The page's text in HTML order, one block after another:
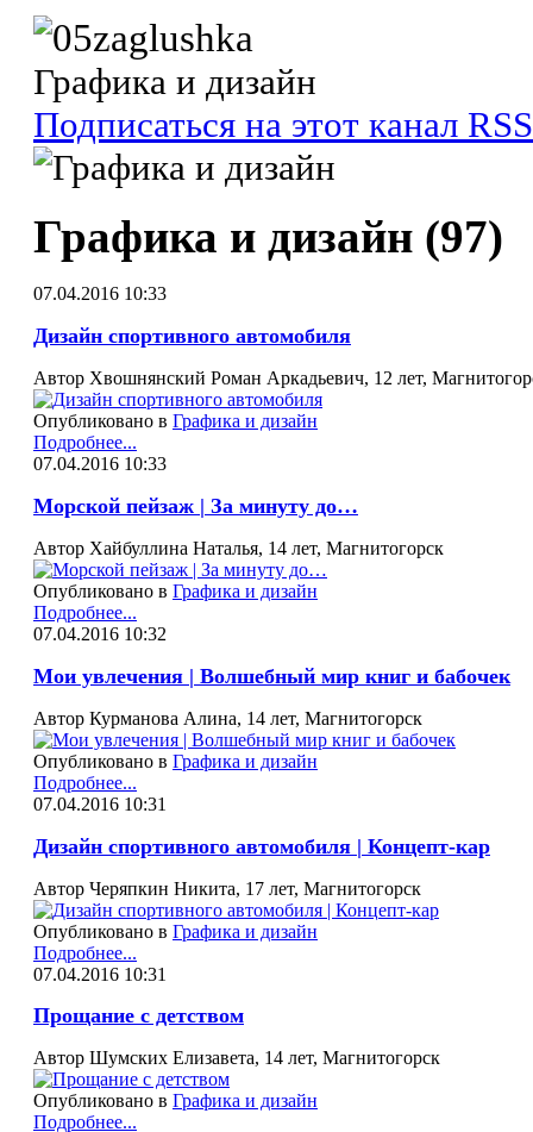
Графика и дизайн
Подписаться на этот канал RSS
Графика и дизайн (97)
07.04.2016 10:33
Дизайн спортивного автомобиля
Автор Хвошнянский Роман Аркадьевич, 12 лет,
Опубликовано в Графика и дизайн
Подробнее...
07.04.2016 10:33
Морской пейзаж | За минуту до…
Автор Хайбуллина Наталья, 14 лет, Магнитогорск
Опубликовано в Графика и дизайн
Подробнее...
07.04.2016 10:32
Мои увлечения | Волшебный мир книг и бабочек
Автор Курманова Алина, 14 лет, Магнитогорск
Опубликовано в Графика и дизайн
Подробнее...
07.04.2016 10:31
Дизайн спортивного автомобиля | Концепт-кар
Автор Черяпкин Никита, 17 лет, Магнитогорск
Опубликовано в Графика и дизайн
Подробнее...
07.04.2016 10:31
Прощание с детством
Автор Шумских Елизавета, 14 лет, Магнитогорск
Опубликовано в Графика и дизайн
Подробнее...